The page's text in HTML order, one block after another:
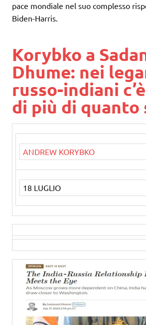
pace mondiale nel suo complesso
Biden-Harris.
Korybko a
Dhume: nei
russo-indiani
di più di quanto
ANDREW KORYBKO
18 LUGLIO